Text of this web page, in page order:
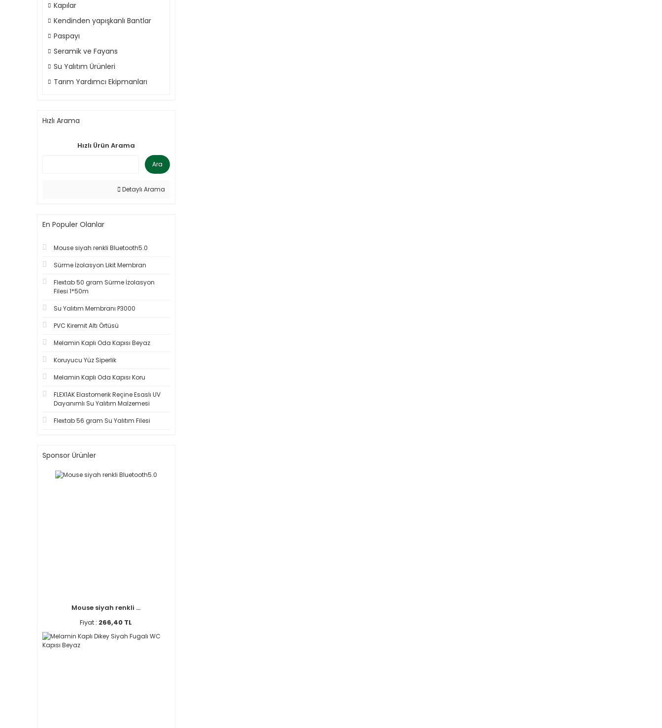
Kapılar
Kendinden yapışkanlı Bantlar
Paspayı
Seramik ve Fayans
Su Yalıtım Ürünleri
Tarım Yardımcı Ekipmanları
Hızlı Arama
Hızlı Ürün Arama
Ara
Detaylı Arama
En Populer Olanlar
Mouse siyah renkli Bluetooth5.0
Sürme İzolasyon Likit Membran
Flextab 50 gram Sürme İzolasyon
Filesi 1*50m
Su Yalıtım Membranı P3000
PVC Kiremit Altı Örtüsü
Melamin Kaplı Oda Kapısı Beyaz
Koruyucu Yüz Siperlik
Melamin Kaplı Oda Kapısı Koru
FLEX1AK Elastomerik Reçine Esaslı UV
Dayanımlı Su Yalıtım Malzemesi
Flextab 56 gram Su Yalıtım Filesi
Sponsor Ürünler
Mouse siyah renkli ...
Fiyat : 266,40 TL